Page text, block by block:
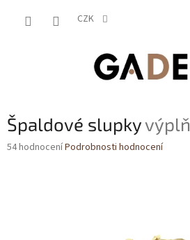
CZK
Špaldové slupky
Průměrné
54 hodnoceníPodrobnosti hodnocení